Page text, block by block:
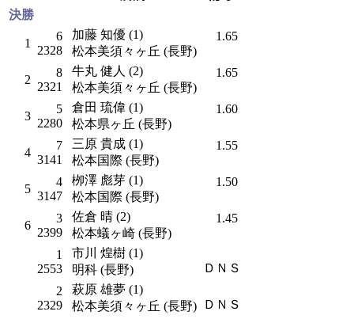
決勝
1
6
2328
加藤 知優 (1)
松本美須々ヶ丘 (長野)
1.65
2
8
2321
牛丸 健人 (2)
松本美須々ヶ丘 (長野)
1.65
3
5
2280
倉田 琉偉 (1)
松本県ヶ丘 (長野)
1.60
4
7
3141
三原 貴成 (1)
松本国際 (長野)
1.55
5
4
3147
栁澤 彪芽 (1)
松本国際 (長野)
1.50
6
3
2399
佐倉 晴 (2)
松本蟻ヶ崎 (長野)
1.45
1
2553
市川 煌樹 (1)
明科 (長野)
ＤＮＳ
2
2329
萩原 雄夢 (1)
松本美須々ヶ丘 (長野)
ＤＮＳ